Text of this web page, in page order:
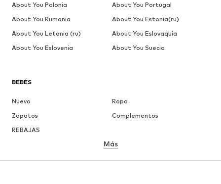
BEBÉS
Nuevo
Ropa
Zapatos
Complementos
REBAJAS
Más
About You Polonia
About You Portugal
About You Rumania
About You Estonia(ru)
About You Letonia (ru)
About You Eslovaquia
About You Eslovenia
About You Suecia